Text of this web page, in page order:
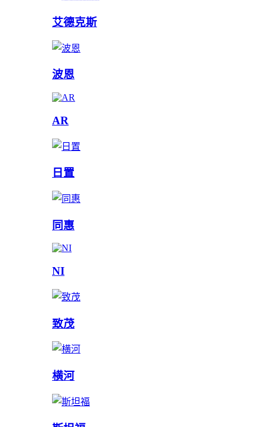
艾德克斯
波恩
AR
日置
同惠
NI
致茂
横河